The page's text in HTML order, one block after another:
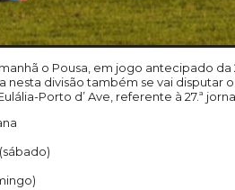
o Pousa, em jogo antecipado
nesta divisão também se vai disputar
Porto d’ Ave, referente à 27.ª